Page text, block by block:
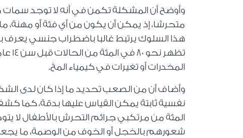
وأوضح أن المشكلة تكمن في أنه لا توجد
متحرشا، إذ يمكن أن يكون من أي فئة أو مهنة، ما
هذا السلوك يرتبط غالبا باضطراب جنسي يعرف
المخدرات أو تغيرات في كيمياء المخ.
وأضاف أن من الصعب تحديد ما إذا كان لدى
المئة من مرتكبي جرائم التحرش بالأطفال لا
شعورهم بالخجل أو الخوف من الوصمة، ما